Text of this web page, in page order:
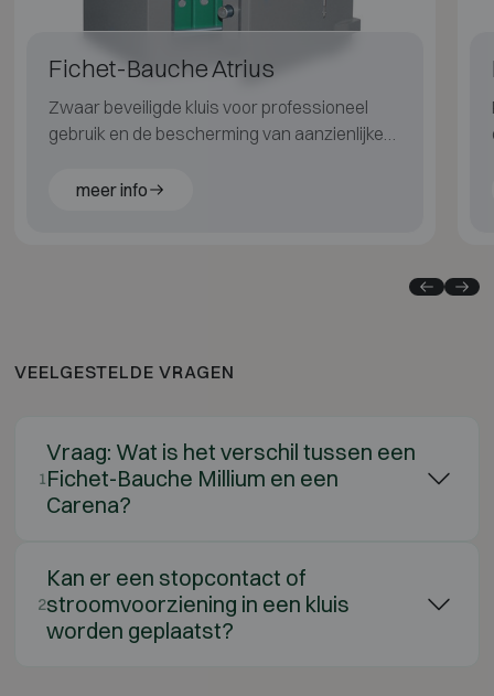
Fichet-Bauche Atrius
Zwaar beveiligde kluis voor professioneel
gebruik en de bescherming van aanzienlijke
meer info
VEELGESTELDE VRAGEN
1
Vraag: Wat is het verschil tussen een
Fichet-Bauche Millium en een
Carena?
2
Kan er een stopcontact of
stroomvoorziening in een kluis
worden geplaatst?